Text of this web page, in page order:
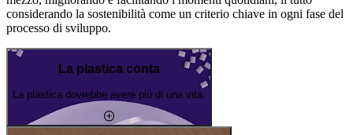
considerando la sostenibilità come un criterio chiave in ogni fase del
processo di sviluppo.
La plastica conta
La plastica dovrebbe avere più di una vita.